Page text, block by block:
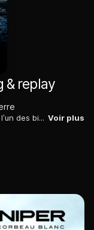
& replay
2010, Rio de Janeiro. Complexo do Alemäo, l’un des bidonvilles les plus dangereux d’Amérique du Sud. À l’intérieur, seule règne la violence… En mission d’infiltration, 5 policiers sont démasqués et se retrouvent piégés. Ils ont 48 heures pour s’échapper ! Voir plus